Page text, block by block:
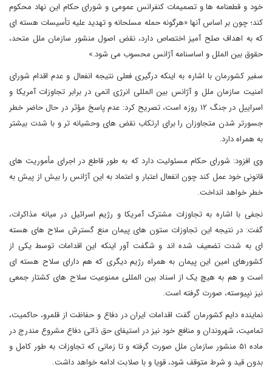
خود و قطعنامه ها و تصمیمات کنفرانس عمومی و شورای حکام این نهاد محکوم
کند؛ چون بر اساس آنها «هرگونه حمله مسلحانه و تهدید علیه تأسیسات هسته ای
که به اهداف صلح آمیز اختصاص دارد، نقض اصول منشور سازمان ملل متحد،
حقوق بین الملل و اساسنامه آژانس محسوب می شود.»
سفیر کشورمان با اشاره به اینکه درگیری فعلی نتیجه انفعال و عدم اقدام شورای
امنیت سازمان ملل و آژانس بین المللی انرژی اتمی در برابر تجاوزات آمریکا و
اسراییل در جنگ ۱۲ روزه است، تصریح کرد: عدم پاسخ مؤثر در حال حاضر خطر
جسورتر شدن متجاوزان را برای ارتکاب نقض های وحشیانه تر و با شدت بیشتر
به همراه دارد.
وی افزود: شورای حکام مسئولیت دارد که به طور قاطع در اجرای مأموریت های
قانونی خود عمل کند چون انفعال اعتبار و اعتماد به این آژانس را بیش از پیش به
خطر خواهد انداخت.
نجفی با اشاره به تجاوزات مشترک آمریکا و رژیم اسرائیل در میانه مذاکرات،
گفت: در نتیجه این تجاوزات ستون های پیمان منع گسترش سلاح های هسته
ای به شدت تضعیف شده اند و شگفت آور اینکه این اقدامات توسط یکی از
کشورهای امین این پیمان به همراه رژیم دیگری که هم دارای سلاح هسته ای
است و هم به هیچ یک از اسناد بین المللی ممنوعیت سلاح های کشتار جمعی
نیز نپیوسته، صورت گرفته است.
نماینده دایم کشورمان گفت اقدامات ایران در دفاع و حفاظت از قلمرو، حاکمیت،
تمامیت، شهروندان و منافع خود نیز در استیفای حق ذاتی دفاع مشروع مندرج در
ماده ۵۱ منشور سازمان ملل صورت گرفته و تا زمانی که تجاوزات به طور کامل و
بدون قید و شرط متوقف شود، قویا و با صلابت ادامه خواهد داشت.